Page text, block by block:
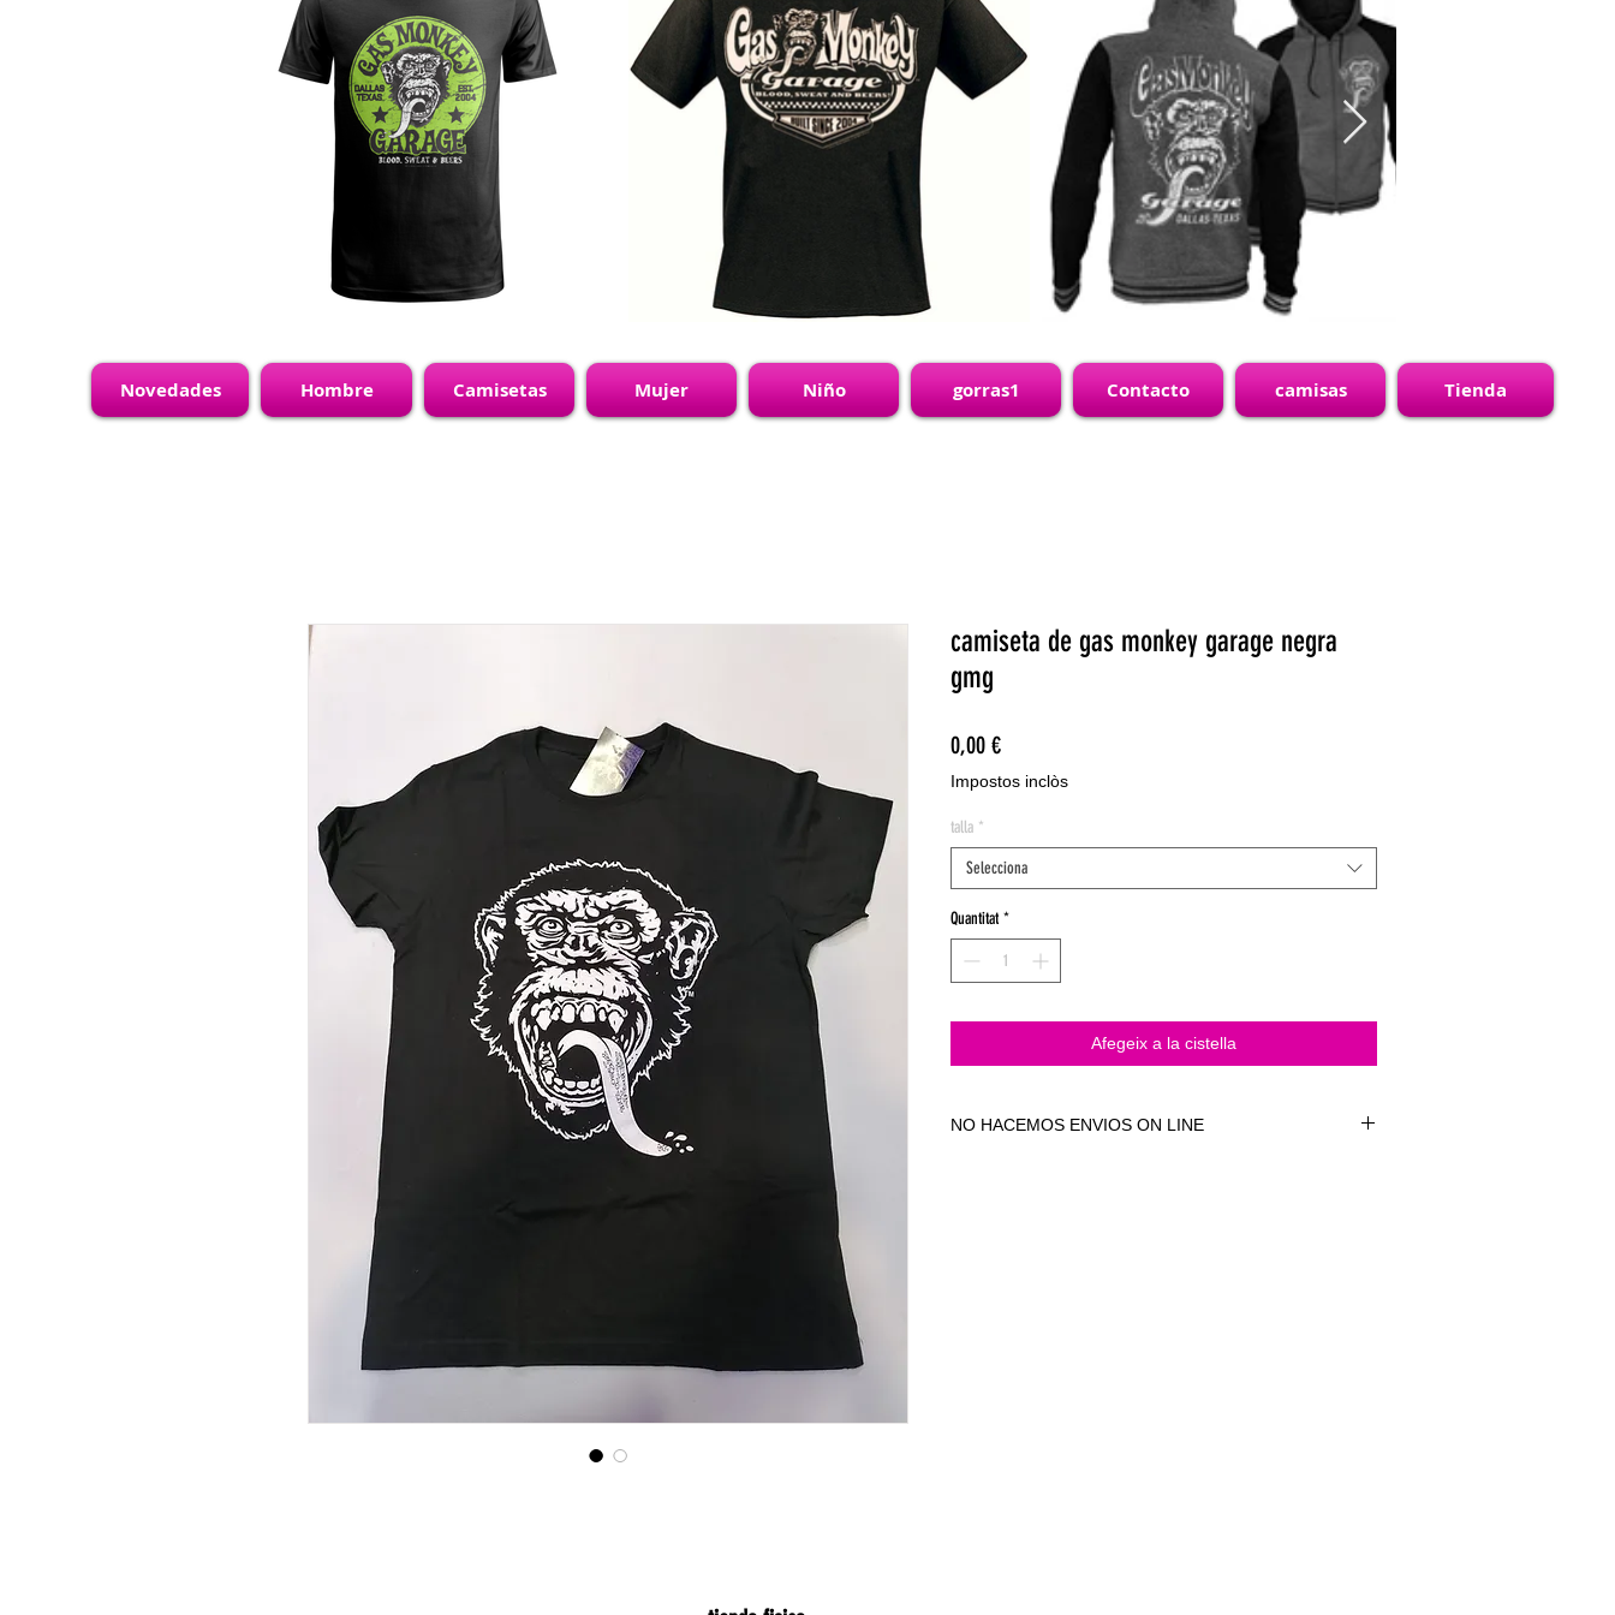
camiseta de gas monkey garage negra
gmg
0,00 €Price
Impostos inclòs
talla *
Selecciona
Quantitat *
Afegeix a la cistella
NO HACEMOS ENVIOS ON LINE
Novedades Hombre Camisetas Mujer Niño gorras1 Contacto camisas Tienda